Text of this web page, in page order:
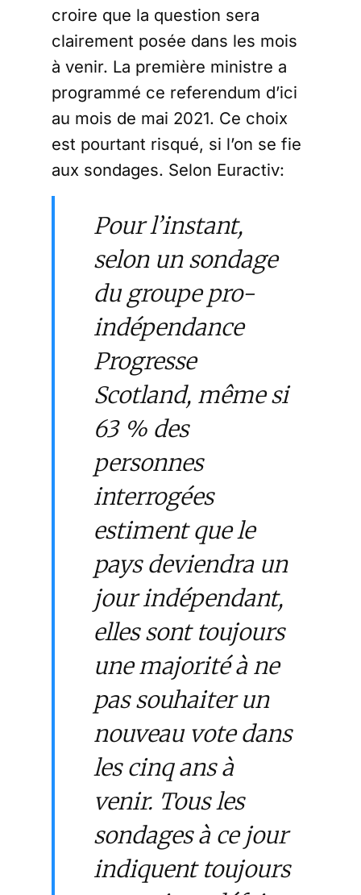
croire que la question sera
clairement posée dans les mois
à venir. La première ministre a
programmé ce referendum d’ici
au mois de mai 2021. Ce choix
est pourtant risqué, si l’on se fie
aux sondages. Selon Euractiv:
Pour l’instant,
selon un sondage
du groupe pro-
indépendance
Progresse
Scotland, même si
63 % des
personnes
interrogées
estiment que le
pays deviendra un
jour indépendant,
elles sont toujours
une majorité à ne
pas souhaiter un
nouveau vote dans
les cinq ans à
venir. Tous les
sondages à ce jour
indiquent toujours